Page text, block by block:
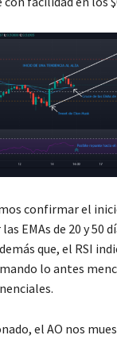
confirmar el
EMAs de 20 y 50
que, el RSI
lo antes
el AO nos